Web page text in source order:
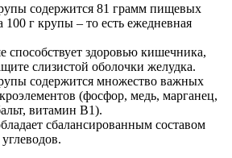
содержится 81 грамм пищевых
100 г крупы – то есть ежедневная
способствует здоровью кишечника,
слизистой оболочки желудка.
содержится множество важных
(фосфор, медь, марганец,
витамин B1).
сбалансированным составом